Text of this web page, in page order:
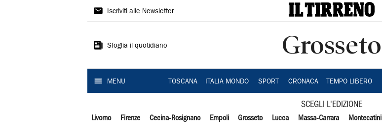
Il
Iscriviti alle Newsletter
Sfoglia il quotidiano Grosseto
MENU TOSCANA ITALIA MONDO SPORT CRONACA TEMPO LIBERO
SCEGLI L'EDIZIONE
Livorno Firenze Cecina-Rosignano Empoli Grosseto Lucca Massa-Carrara Montecatini